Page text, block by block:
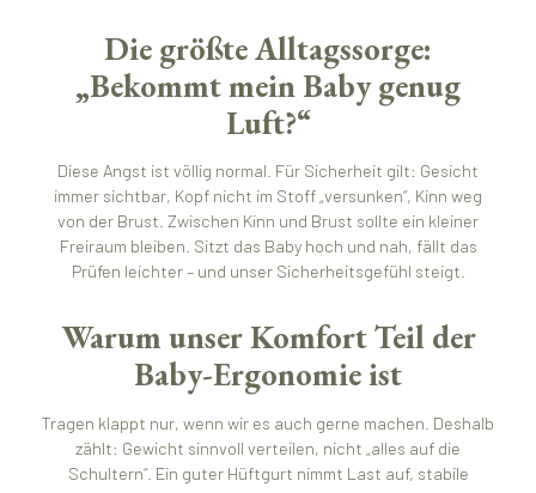
Die größte Alltagssorge:
„Bekommt mein Baby genug
Luft?“
Diese Angst ist völlig normal. Für Sicherheit gilt: Gesicht
immer sichtbar, Kopf nicht im Stoff „versunken“, Kinn weg
von der Brust. Zwischen Kinn und Brust sollte ein kleiner
Freiraum bleiben. Sitzt das Baby hoch und nah, fällt das
Prüfen leichter – und unser Sicherheitsgefühl steigt.
Warum unser Komfort Teil der
Baby-Ergonomie ist
Tragen klappt nur, wenn wir es auch gerne machen. Deshalb
zählt: Gewicht sinnvoll verteilen, nicht „alles auf die
Schultern“. Ein guter Hüftgurt nimmt Last auf, stabile